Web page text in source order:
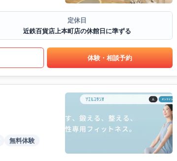
定休日
近鉄百貨店上本町店の休館日に準ずる
体験・相談予約
無料体験